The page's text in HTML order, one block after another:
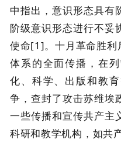
中指出，意识形态具有
阶级意识形态进行不妥
使命[1]。十月革命胜利
体系的全面传播，在
化、科学、出版和教
争，查封了攻击苏维埃
一些传播和宣传共产主
科研和教学机构，如共